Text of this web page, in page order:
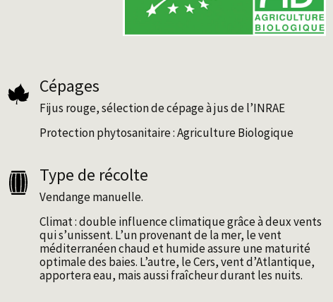
Cépages
Fijus rouge, sélection de cépage à jus de l’INRAE
Protection phytosanitaire : Agriculture Biologique
Type de récolte
Vendange manuelle.
Climat : double influence climatique grâce à deux vents
qui sʼunissent. Lʼun provenant de la mer, le vent
méditerranéen chaud et humide assure une maturité
optimale des baies. Lʼautre, le Cers, vent dʼAtlantique,
apportera eau, mais aussi fraîcheur durant les nuits.